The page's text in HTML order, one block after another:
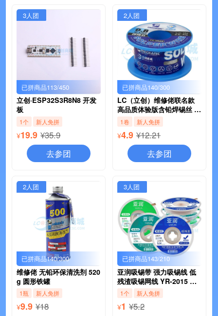
3人团
已拼商品113/450
立创·ESP32S3R8N8 开发
板
1个 新人免拼
¥19.9 ¥35.9
去参团
2人团
已拼商品140/300
LC（立创）维修佬联名款
高品质体验版含铅焊锡丝 T
Y-V860 0.8mm/40G
1卷 新人免拼
¥4.9 ¥12.21
去参团
2人团
已拼商品140/300
维修佬 无铅环保清洗剂 520
g 圆形铁罐
1瓶 新人免拼
¥9.9 ¥18
3人团
已拼商品143/210
亚润吸锡带 强力吸锡线 低
残渣吸锡网线 YR-2015 宽
2.0mm 长1.5m
1个 新人免拼
¥1 ¥5.2